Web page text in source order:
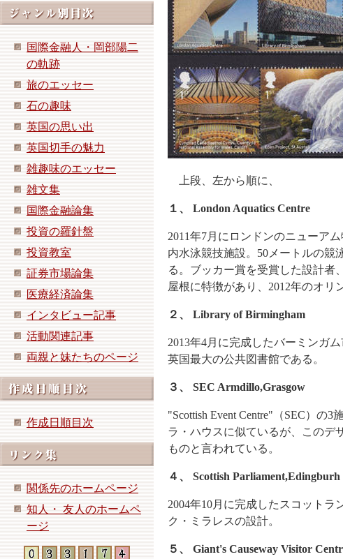
国際金融人・岡部陽二
の軌跡
旅のエッセー
石の趣味
英国の思い出
英国切手の魅力
雑趣味のエッセー
雑文集
国際金融論集
投資の羅針盤
投資教室
証券市場論集
医療経済論集
インタビュー記事
活動関連記事
両親と妹たちのページ
作成日順目次
関係先のホームページ
知人・ 友人のホームペ
ージ
上段、左から順に、
１、 London Aquatics Centre
2011年7月にロンドンのニューア
内水泳競技施設。50メートルの競
る。ブッカー賞を受賞した設計者
屋根に特徴があり、2012年のオリ
２、 Library of Birmingham
2013年4月に完成したバーミンガ
英国最大の公共図書館である。
３、 SEC Armdillo,Grasgow
"Scottish Event Centre"（SEC）の
ラ・ハウスに似ているが、このデ
ものと言われている。
４、 Scottish Parliament,Edingburh
2004年10月に完成したスコット
ク・ミラレスの設計。
５、 Giant's Causeway Visitor